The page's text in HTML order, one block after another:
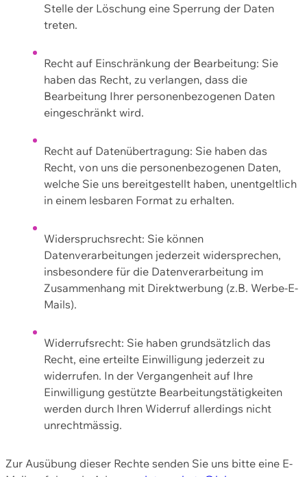
Stelle der Löschung eine Sperrung der Daten
treten.
Recht auf Einschränkung der Bearbeitung: Sie
haben das Recht, zu verlangen, dass die
Bearbeitung Ihrer personenbezogenen Daten
eingeschränkt wird.
Recht auf Datenübertragung: Sie haben das
Recht, von uns die personenbezogenen Daten,
welche Sie uns bereitgestellt haben, unentgeltlich
in einem lesbaren Format zu erhalten.
Widerspruchsrecht: Sie können
Datenverarbeitungen jederzeit widersprechen,
insbesondere für die Datenverarbeitung im
Zusammenhang mit Direktwerbung (z.B. Werbe-E-
Mails).
Widerrufsrecht: Sie haben grundsätzlich das
Recht, eine erteilte Einwilligung jederzeit zu
widerrufen. In der Vergangenheit auf Ihre
Einwilligung gestützte Bearbeitungstätigkeiten
werden durch Ihren Widerruf allerdings nicht
unrechtmässig.
Zur Ausübung dieser Rechte senden Sie uns bitte eine E-